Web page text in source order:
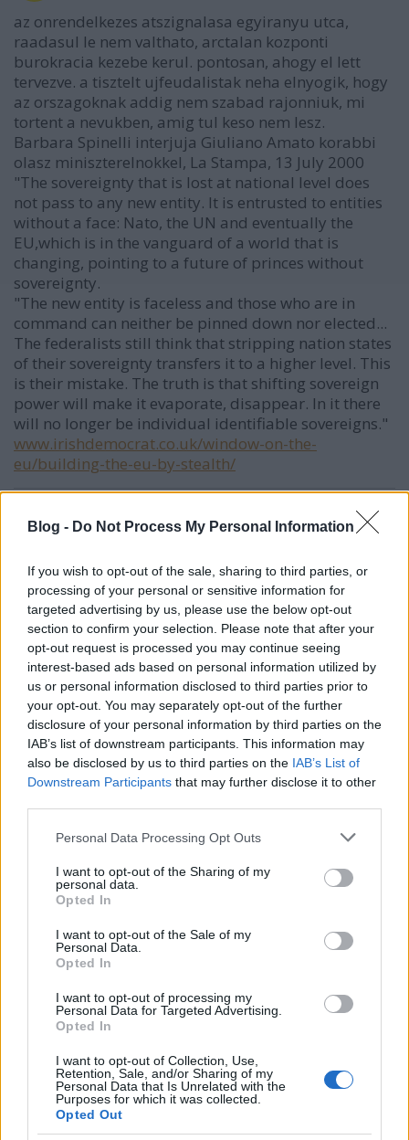
Blog - Do Not Process My Personal Information
If you wish to opt-out of the sale, sharing to third parties, or
processing of your personal or sensitive information for
targeted advertising by us, please use the below opt-out
section to confirm your selection. Please note that after your
opt-out request is processed you may continue seeing
interest-based ads based on personal information utilized by
us or personal information disclosed to third parties prior to
your opt-out. You may separately opt-out of the further
disclosure of your personal information by third parties on the
IAB’s list of downstream participants. This information may
also be disclosed by us to third parties on the IAB’s List of
Downstream Participants that may further disclose it to other
Please note that this website/app uses one or more Google
not limited to your visit or usage behaviour. You may click to
grant or deny consent to Google and its third-party tags to
use your data for below specified purposes in below Google
consent section.
Personal Data Processing Opt Outs
I want to opt-out of the Sharing of my
personal data.
Opted In
I want to opt-out of the Sale of my
Personal Data.
Opted In
I want to opt-out of processing my
Personal Data for Targeted Advertising.
Opted In
I want to opt-out of Collection, Use,
Retention, Sale, and/or Sharing of my
Personal Data that Is Unrelated with the
Purposes for which it was collected.
Opted Out
az onrendelkezes atszignalasa egyiranyu utca,
raadasul le nem valthato, arctalan kozponti
burokracia kezebe kerul. pontosan, ahogy el lett
tervezve. a tisztelt ujfeudalistak neha elnyogik, hogy
az orszagoknak addig nem szabad rajonniuk, mi
tortent a nevukben, amig tul keso nem lesz.
Barbara Spinelli interjuja Giuliano Amato korabbi
olasz miniszterelnokkel, La Stampa, 13 July 2000
"The sovereignty that is lost at national level does
not pass to any new entity. It is entrusted to entities
without a face: Nato, the UN and eventually the
EU,which is in the vanguard of a world that is
changing, pointing to a future of princes without
sovereignty.
"The new entity is faceless and those who are in
command can neither be pinned down nor elected...
The federalists still think that stripping nation states
of their sovereignty transfers it to a higher level. This
is their mistake. The truth is that shifting sovereign
power will make it evaporate, disappear. In it there
will no longer be individual identifiable sovereigns."
www.irishdemocrat.co.uk/window-on-the-
eu/building-the-eu-by-stealth/
Magna cum laudeTigeri másztesz digrii
@Squid: Azért talán a gyógyfürdőre lenne
kereselet.Rendesen kéne hirdetni
nyugaton.Interneten utazási irodákban.Az meg,hogy
az államnak nincs pénze hülyeség.Mindenféle
baromságra vannak milliárdok.Mondjuk nálunk
minden 3x drágább ez igaz.a jogbiztonság dologban
egyetértek veled.
Magna cum laudeTigeri másztesz digrii
Ez az új alaptörvény is kurvajó.2014-ig még vagy
ezerszer módosítják.Mari néni bőrkötées példánya
elavult lesz.
Magna cum laudeTigeri másztesz digrii
14 éve
Azért nem örülök annak hogy sok dolot kintről
mondanak meg de lehet jobban járnánk.
Meg kérdés,hogy odakint mennyire nézik a mi
érdekeinket.
14 éve